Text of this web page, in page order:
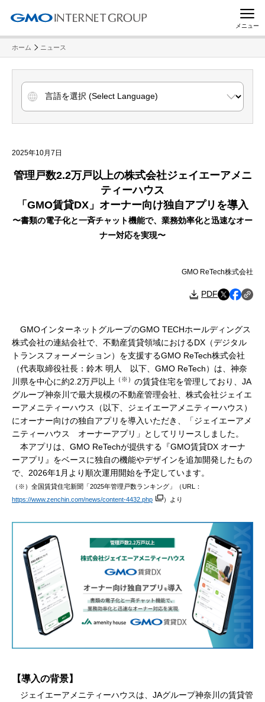
メニュー
ホーム ニュース
2025年10月7日
管理戸数2.2万戸以上の株式会社ジェイエーアメニ
ティーハウス
「GMO賃貸DX」オーナー向け独自アプリを導入
〜書類の電子化と一斉チャット機能で、業務効率化と迅速なオー
ナー対応を実現〜
GMO ReTech株式会社
PDF
GMOインターネットグループのGMO TECHホールディングス
株式会社の連結会社で、不動産賃貸領域におけるDX（デジタル
トランスフォーメーション）を支援するGMO ReTech株式会社
（代表取締役社長：鈴木 明人 以下、GMO ReTech）は、神奈
川県を中心に約2.2万戸以上 （※） の賃貸住宅を管理しており、JA
グループ神奈川で最大規模の不動産管理会社、株式会社ジェイエ
ーアメニティーハウス（以下、ジェイエーアメニティーハウス）
にオーナー向けの独自アプリを導入いただき、「ジェイエーアメ
ニティーハウス オーナーアプリ」としてリリースしました。
本アプリは、GMO ReTechが提供する『GMO賃貸DX オーナ
ーアプリ』をベースに独自の機能やデザインを追加開発したもの
で、2026年1月より順次運用開始を予定しています。
（※）全国賃貸住宅新聞「2025年管理戸数ランキング」（URL：
https://www.zenchin.com/news/content-4432.php
）より
【導入の背景】
ジェイエーアメニティーハウスは、JAグループ神奈川の賃貸管